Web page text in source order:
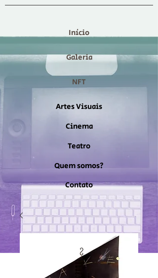
Início
Galeria
NFT
Artes Visuais
Cinema
Teatro
Quem somos?
Contato